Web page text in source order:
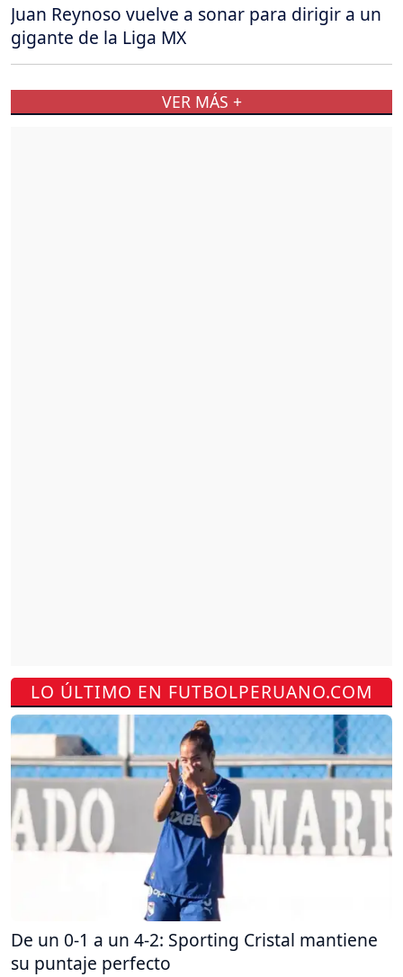
LO ÚLTIMO EN FUTBOLPERUANO.COM
De un 0-1 a un 4-2: Sporting Cristal mantiene
su puntaje perfecto
Juan Reynoso vuelve a sonar para dirigir a un
gigante de la Liga MX
VER MÁS +